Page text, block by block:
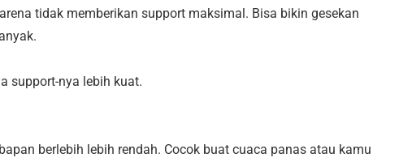
tidak memberikan support maksimal. Bisa bikin gesekan
support-nya lebih kuat.
berlebih lebih rendah. Cocok buat cuaca panas atau kamu